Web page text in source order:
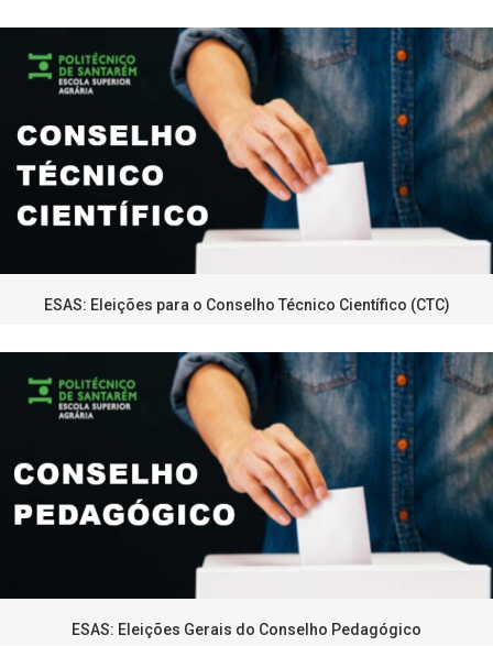
ESAS: Eleições para o Conselho Técnico Científico (CTC)
ESAS: Eleições Gerais do Conselho Pedagógico